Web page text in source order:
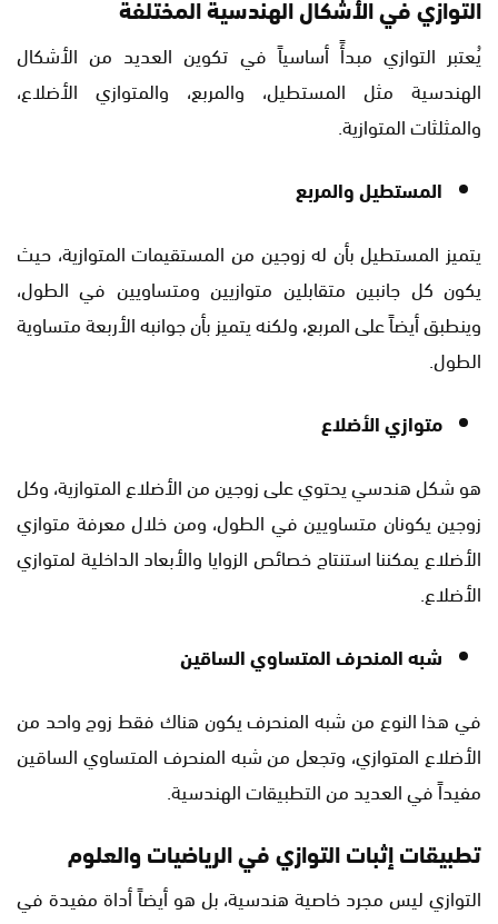
يُعتبر التوازي مبدأً أساسياً في تكوين العديد من الأشكال
الهندسية مثل المستطيل، والمربع، والمتوازي الأضلاع،
والمثلثات المتوازية.
المستطيل والمربع
يتميز المستطيل بأن له زوجين من المستقيمات المتوازية، حيث
يكون كل جانبين متقابلين متوازيين ومتساويين في الطول،
وينطبق أيضاً على المربع، ولكنه يتميز بأن جوانبه الأربعة متساوية
الطول.
متوازي الأضلاع
هو شكل هندسي يحتوي على زوجين من الأضلاع المتوازية، وكل
زوجين يكونان متساويين في الطول، ومن خلال معرفة متوازي
الأضلاع يمكننا استنتاج خصائص الزوايا والأبعاد الداخلية لمتوازي
الأضلاع.
شبه المنحرف المتساوي الساقين
في هذا النوع من شبه المنحرف يكون هناك فقط زوج واحد من
الأضلاع المتوازي، وتجعل من شبه المنحرف المتساوي الساقين
مفيداً في العديد من التطبيقات الهندسية.
تطبيقات إثبات التوازي في الرياضيات والعلوم
التوازي ليس مجرد خاصية هندسية، بل هو أيضاً أداة مفيدة في